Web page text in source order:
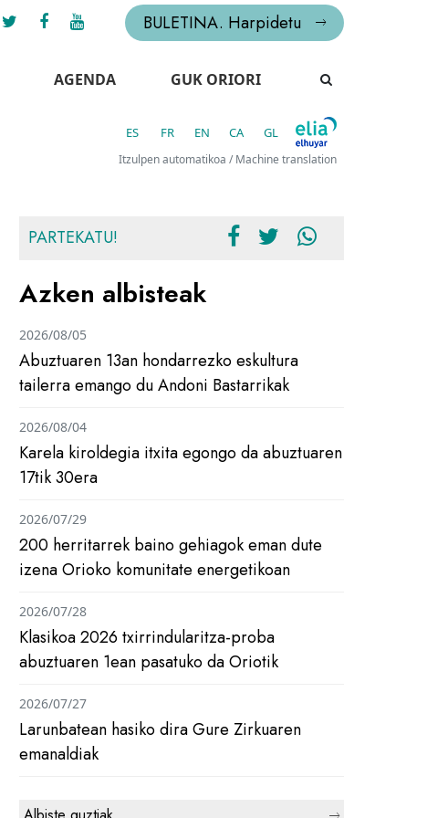
BULETINA. Harpidetu
AGENDA GUK ORIORI
ES FR EN CA GL
Itzulpen automatikoa / Machine translation
PARTEKATU!
Azken albisteak
Abuztuaren 13an hondarrezko eskultura
tailerra emango du Andoni Bastarrikak
2026/08/05
Karela kiroldegia itxita egongo da abuztuaren
17tik 30era
2026/08/04
200 herritarrek baino gehiagok eman dute
izena Orioko komunitate energetikoan
2026/07/29
Klasikoa 2026 txirrindularitza-proba
abuztuaren 1ean pasatuko da Oriotik
2026/07/28
Larunbatean hasiko dira Gure Zirkuaren
emanaldiak
2026/07/27